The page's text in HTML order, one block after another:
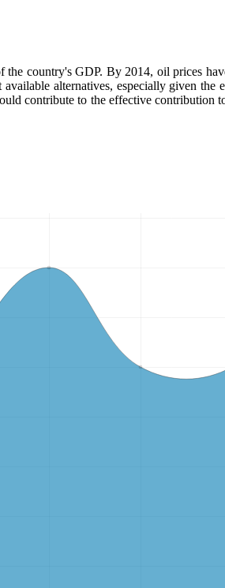
country's GDP. By 2014, oil prices
alternatives, especially given the
contribute to the effective contribution